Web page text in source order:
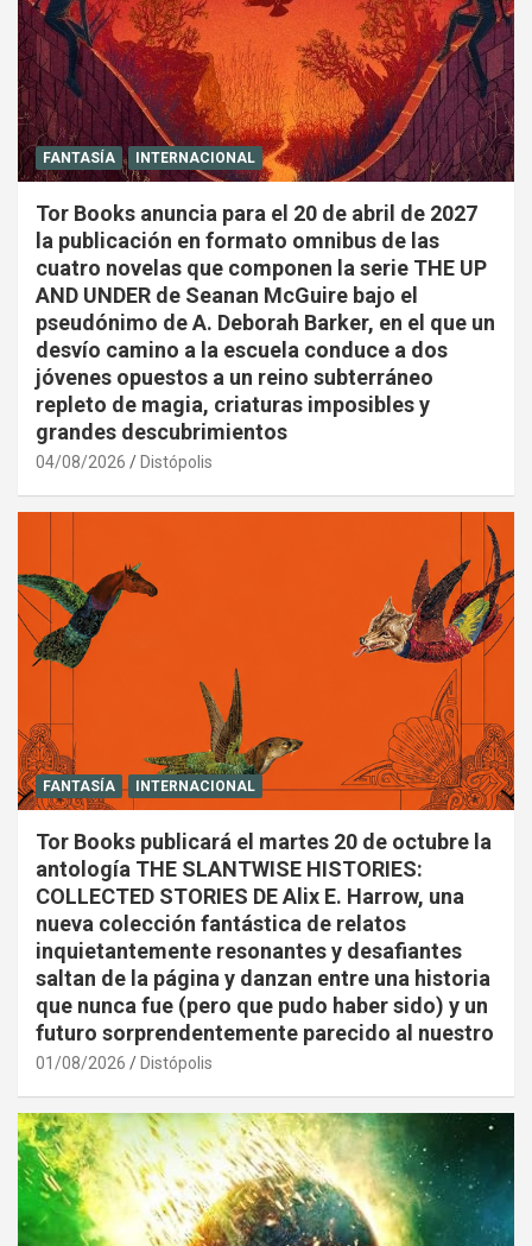
FANTASÍA INTERNACIONAL
Tor Books anuncia para el 20 de abril de 2027
la publicación en formato omnibus de las
cuatro novelas que componen la serie THE UP
AND UNDER de Seanan McGuire bajo el
pseudónimo de A. Deborah Barker, en el que un
desvío camino a la escuela conduce a dos
jóvenes opuestos a un reino subterráneo
repleto de magia, criaturas imposibles y
grandes descubrimientos
04/08/2026 Distópolis
FANTASÍA INTERNACIONAL
Tor Books publicará el martes 20 de octubre la
antología THE SLANTWISE HISTORIES:
COLLECTED STORIES DE Alix E. Harrow, una
nueva colección fantástica de relatos
inquietantemente resonantes y desafiantes
saltan de la página y danzan entre una historia
que nunca fue (pero que pudo haber sido) y un
futuro sorprendentemente parecido al nuestro
01/08/2026 Distópolis